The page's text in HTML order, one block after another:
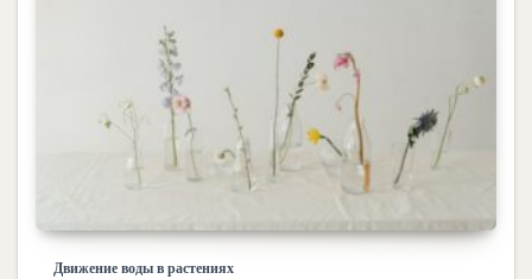
Движение воды в растениях